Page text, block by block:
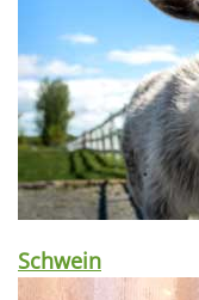
Schwein